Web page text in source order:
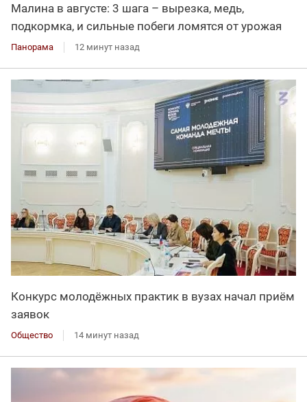
Малина в августе: 3 шага – вырезка, медь,
подкормка, и сильные побеги ломятся от урожая
Панорама 12 минут назад
Конкурс молодёжных практик в вузах начал приём
заявок
Общество 14 минут назад